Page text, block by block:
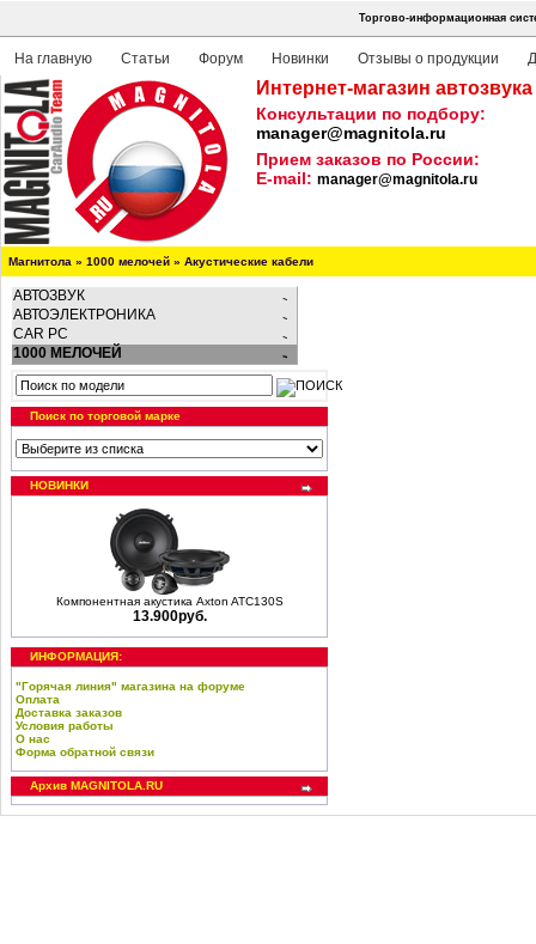
Торгово-информационная
На главную Статьи Форум Новинки Отзывы о продукции
Интернет-магазин
Консультации по подбору:
manager@magnitola.ru
Прием заказов по России:
E-mail: manager@magnitola.ru
Магнитола » 1000 мелочей » Акустические кабели
АВТОЗВУК
АВТОЭЛЕКТРОНИКА
CAR PC
1000 МЕЛОЧЕЙ
Поиск по торговой марке
НОВИНКИ
Компонентная акустика Axton ATC130S
13.900руб.
ИНФОРМАЦИЯ:
"Горячая линия" магазина на форуме
Оплата
Доставка заказов
Условия работы
О нас
Форма обратной связи
Архив MAGNITOLA.RU